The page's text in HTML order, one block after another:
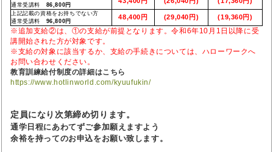
通常受講料 86,800円
上記記載の資格をお持ちでない方
通常受講料 96,800円
48,400円 (29,040円) (19,360円)
※追加支給②は、①の支給が前提となります。令和6年10月1日以降に受
講開始された方が対象です。
※支給の対象に該当するか、支給の手続きについては、ハローワークへ
お問い合わせください。
教育訓練給付制度の詳細はこちら
https://www.hotlinworld.com/kyuufukin/
定員になり次第締め切ります。
通学日程にあわてずご参加願えますよう
余裕を持ってのお申込をお願い致します。